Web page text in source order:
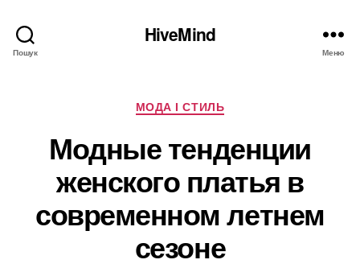
Пошук
HiveMind
Меню
Категорії
МОДА І СТИЛЬ
Модные тенденции
женского платья в
современном летнем
сезоне